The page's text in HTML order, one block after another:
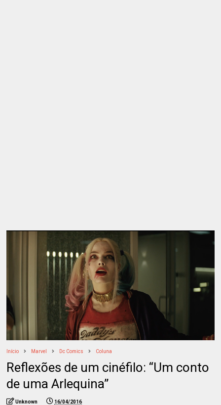
Início Marvel Dc Comics Coluna
Reflexões de um cinéfilo: “Um conto
de uma Arlequina”
Unknown 16/04/2016